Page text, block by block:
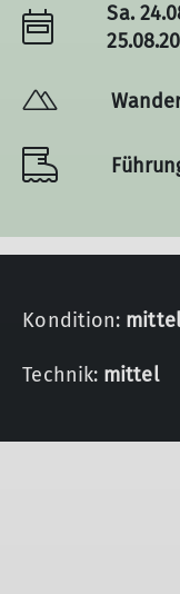
Sa.
Kondition: mittel
Technik: mittel